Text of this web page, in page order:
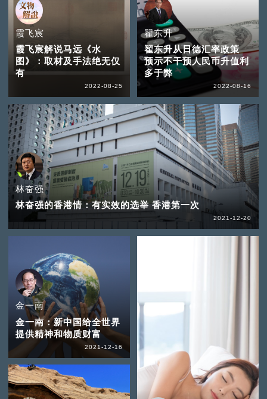
霞飞宸
霞飞宸解说马远《水
图》：取材及手法绝无仅
有
2022-08-25
翟东升
翟东升从日德汇率政策
预示不干预人民币升值利
多于弊
2022-08-16
林奋强
林奋强的香港情：有实效的选举 香港第一次
2021-12-20
金一南
金一南：新中国给全世界
提供精神和物质财富
2021-12-16